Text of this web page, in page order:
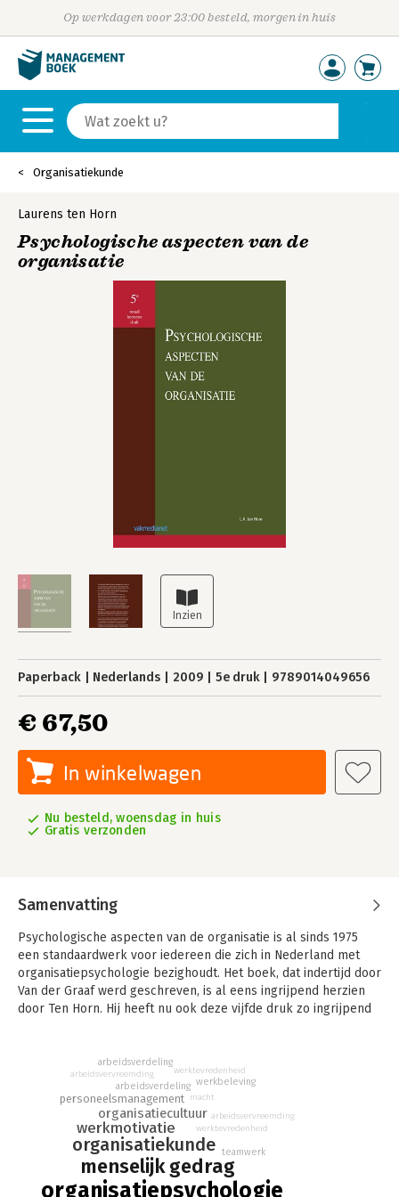
Op werkdagen voor 23:00 besteld, morgen in huis
Organisatiekunde
Laurens ten Horn
Psychologische aspecten van de
organisatie
Paperback Nederlands 2009 5e druk 9789014049656
€ 67,50
In winkelwagen
Nu besteld, woensdag in huis
Gratis verzonden
Samenvatting
Psychologische aspecten van de organisatie is al sinds 1975
een standaardwerk voor iedereen die zich in Nederland met
organisatiepsychologie bezighoudt. Het boek, dat indertijd door
Van der Graaf werd geschreven, is al eens ingrijpend herzien
door Ten Horn. Hij heeft nu ook deze vijfde druk zo ingrijpend
Hoewel het boek in eerste instantie nog altijd bedoeld is als
studieboek voor het beroepsonderwijs, is het nu meer dan ooit
tevens geschikt voor anderen die zich willen verdiepen in de
complexiteit van het menselijk handelen in organisaties. Niet
alles wat in het vakgebied de aandacht heeft, komt aan bod.
Het doel is eerder een samenhangend overzicht te bieden van
wat voor de dagelijkse praktijk van de lezer van belang is. Het
vakgebied is hierdoor niet strikt omschreven. De organisatie-
organisatiepsychologie
menselijk gedrag
organisatiekunde
werkmotivatie
organisatiecultuur
personeelsmanagement
arbeidsverdeling
werktevredenheid
arbeidsvervreemding
arbeidsverdeling
werktevredenheid
werkbeleving
teamwerk
macht
arbeidsvervreemding